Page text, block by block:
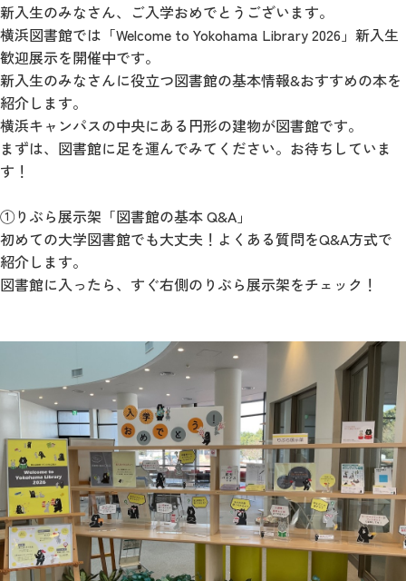
新入生のみなさん、ご入学おめでとうございます。
横浜図書館では「Welcome to Yokohama Library 2026」新入生
歓迎展示を開催中です。
新入生のみなさんに役立つ図書館の基本情報&おすすめの本を
紹介します。
横浜キャンパスの中央にある円形の建物が図書館です。
まずは、図書館に足を運んでみてください。お待ちしていま
す！
①りぶら展示架「図書館の基本 Q&A」
初めての大学図書館でも大丈夫！よくある質問をQ&A方式で
紹介します。
図書館に入ったら、すぐ右側のりぶら展示架をチェック！